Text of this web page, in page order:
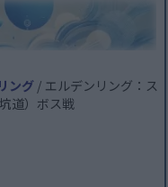
ング / エルデンリング：ス
道）ボス戦